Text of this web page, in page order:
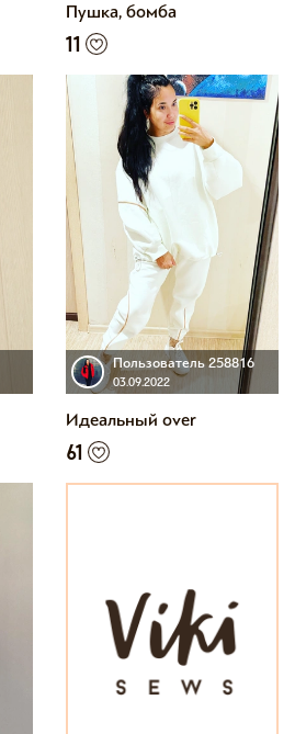
Пушка, бомба
11
Пользователь 258816
03.09.2022
Идеальный over
61